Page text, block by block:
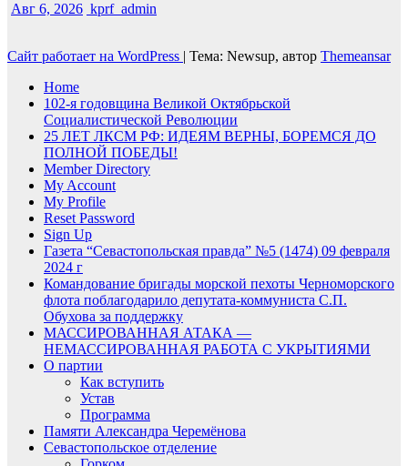
Авг 6, 2026 kprf_admin
Сайт работает на WordPress | Тема: Newsup, автор Themeansar
Home
102-я годовщина Великой Октябрьской
Социалистической Революции
25 ЛЕТ ЛКСМ РФ: ИДЕЯМ ВЕРНЫ, БОРЕМСЯ ДО
ПОЛНОЙ ПОБЕДЫ!
Member Directory
My Account
My Profile
Reset Password
Sign Up
Газета “Севастопольская правда” №5 (1474) 09 февраля
2024 г
Командование бригады морской пехоты Черноморского
флота поблагодарило депутата-коммуниста С.П.
Обухова за поддержку
МАССИРОВАННАЯ АТАКА —
НЕМАССИРОВАННАЯ РАБОТА С УКРЫТИЯМИ
О партии
Как вступить
Устав
Программа
Памяти Александра Черемёнова
Севастопольское отделение